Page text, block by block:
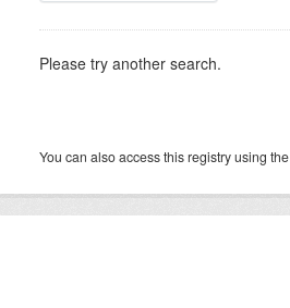
Please try another search.
You can also access this registry using the